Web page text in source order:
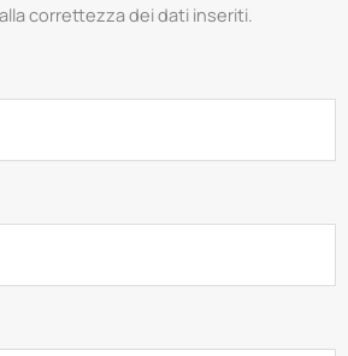
correttezza dei dati inseriti.